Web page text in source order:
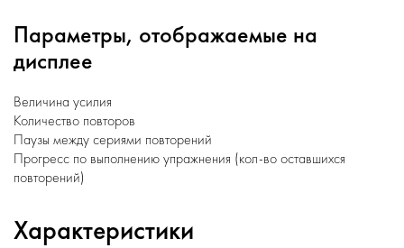
Параметры, отображаемые на
дисплее
Величина усилия
Количество повторов
Паузы между сериями повторений
Прогресс по выполнению упражнения (кол-во оставшихся
повторений)
Характеристики